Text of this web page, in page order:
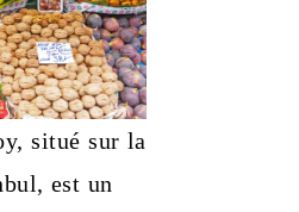
situé sur la
est un